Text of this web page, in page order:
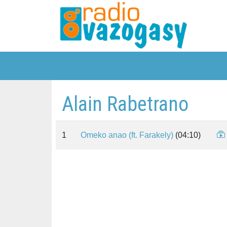
Alain Rabetrano
1 Omeko anao (ft. Farakely) (04:10)